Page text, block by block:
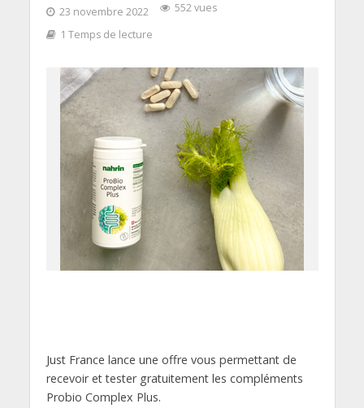
23 novembre 2022
552 vues
1 Temps de lecture
Just France lance une offre vous permettant de
recevoir et tester gratuitement les compléments
Probio Complex Plus.